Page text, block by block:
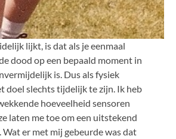
lijkt, is dat als je eenmaal
dood op een bepaald moment in
is. Dus als fysiek
doel slechts tijdelijk te zijn. Ik heb
hoeveelheid sensoren
laten me toe om een uitstekend
Wat er met mij gebeurde was dat